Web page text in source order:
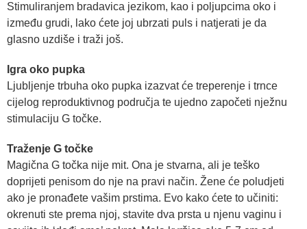
Stimuliranjem bradavica jezikom, kao i poljupcima oko i
između grudi, lako ćete joj ubrzati puls i natjerati je da
glasno uzdiše i traži još.
Igra oko pupka
Ljubljenje trbuha oko pupka izazvat će treperenje i trnce
cijelog reproduktivnog područja te ujedno započeti nježnu
stimulaciju G točke.
Traženje G točke
Magična G točka nije mit. Ona je stvarna, ali je teško
doprijeti penisom do nje na pravi način. Žene će poludjeti
ako je pronađete vašim prstima. Evo kako ćete to učiniti:
okrenuti ste prema njoj, stavite dva prsta u njenu vaginu i